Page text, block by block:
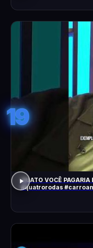
19
QUATO VOCÊ
#quatrorodas